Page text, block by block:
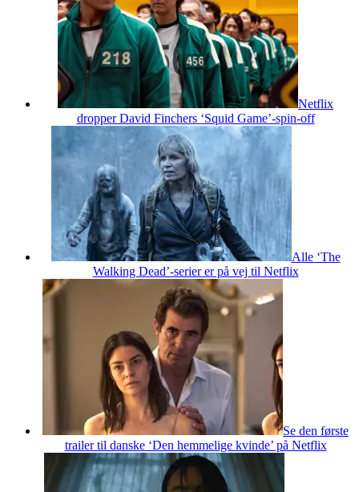
Netflix
dropper David Finchers ‘Squid Game’-spin-off
Alle ‘The
Walking Dead’-serier er på vej til Netflix
Se den første
trailer til danske ‘Den hemmelige kvinde’ på Netflix